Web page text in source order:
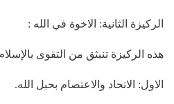
الركيزة الثانية: الاخوة في الله :
هذه الركيزة تنبثق من التقوى
الاول: الاتحاد والاعتصام بحبل الله.